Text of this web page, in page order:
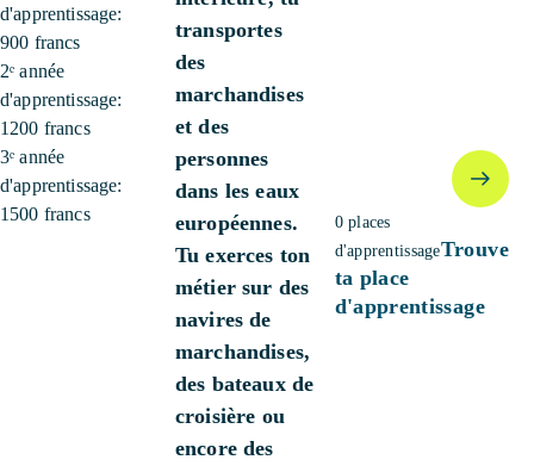
d'apprentissage:
900 francs
2ᵉ année
d'apprentissage:
1200 francs
3ᵉ année
d'apprentissage:
1500 francs
transportes
des
marchandises
et des
personnes
dans les eaux
européennes.
Tu exerces ton
métier sur des
navires de
marchandises,
des bateaux de
croisière ou
encore des
0 places
d'apprentissageTrouve
ta place
d'apprentissage